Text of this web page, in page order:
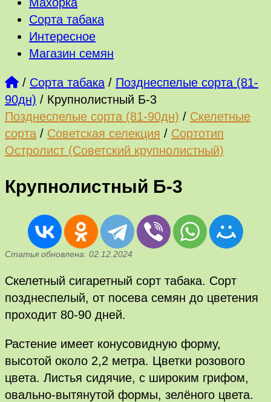
Сорта табака
Интересное
Магазин семян
/ Сорта табака / Позднеспелые сорта (81-
90дн) / Крупнолистный Б-3
Позднеспелые сорта (81-90дн) / Скелетные
сорта / Советская селекция / Сортотип
Остролист (Советский крупнолистный)
Крупнолистный Б-3
Статья обновлена: 02.12.2024
Скелетный сигаретный сорт табака. Сорт
позднеспелый, от посева семян до цветения
проходит 80-90 дней.
Растение имеет конусовидную форму,
высотой около 2,2 метра. Цветки розового
цвета. Листья сидячие, с широким грифом,
овально-вытянутой формы, зелёного цвета.